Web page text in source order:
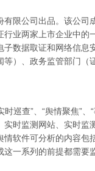
有限公司出品。该公
业两家上市企业中
数据取证和网络信
）、政务监管部门
巡查”、“舆情聚焦”、
时监测网站、实时
情软件可分析的内容
一系列的前提都需要